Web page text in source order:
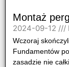
Montaż
2024-09-12
Wczoraj
Fundamentów
zasadzie nie